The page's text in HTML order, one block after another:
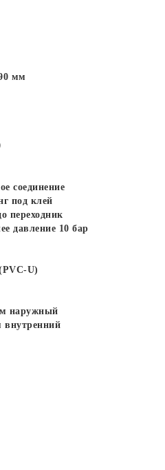
мм
соединение
под клей
переходник
давление 10 бар
U)
наружный
внутренний